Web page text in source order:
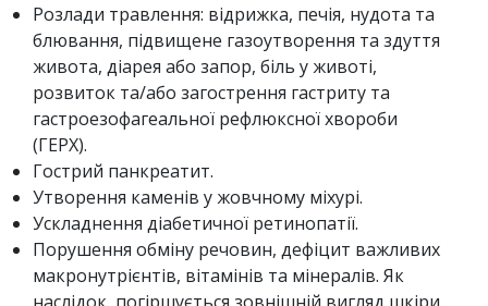
Розлади травлення: відрижка, печія, нудота та
блювання, підвищене газоутворення та здуття
живота, діарея або запор, біль у животі,
розвиток та/або загострення гастриту та
гастроезофагеальної рефлюксної хвороби
(ГЕРХ).
Гострий панкреатит.
Утворення каменів у жовчному міхурі.
Ускладнення діабетичної ретинопатії.
Порушення обміну речовин, дефіцит важливих
макронутрієнтів, вітамінів та мінералів. Як
наслідок, погіршується зовнішній вигляд шкіри,